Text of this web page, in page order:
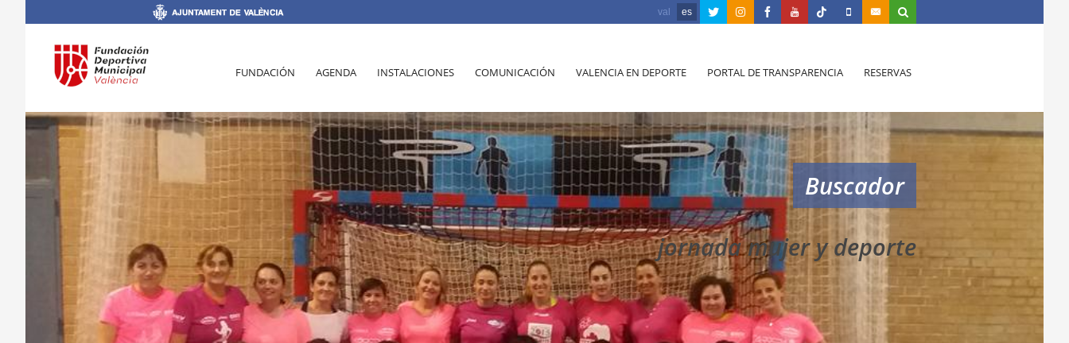
val es
FUNDACIÓN AGENDA INSTALACIONES COMUNICACIÓN VALENCIA EN DEPORTE PORTAL DE TRANSPARENCIA RESERVAS
Buscador
jornada mujer y deporte